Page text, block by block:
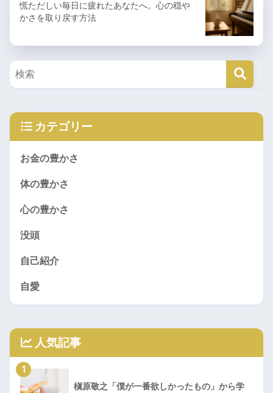
慌ただしい毎日に疲れたあなたへ。心の穏や
かさを取り戻す方法
カテゴリー
お金の豊かさ
体の豊かさ
心の豊かさ
没頭
自己紹介
自愛
人気記事
1
槇原敬之「僕が一番欲しかったもの」から学